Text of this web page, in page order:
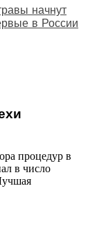
начнут
в России
процедур в
в число